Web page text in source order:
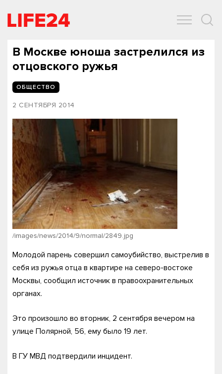
В Москве юноша застрелился из
отцовского ружья
ОБЩЕСТВО
2 СЕНТЯБРЯ 2014
/images/news/2014/9/normal/2849.jpg
Молодой парень совершил самоубийство, выстрелив в
себя из ружья отца в квартире на северо-востоке
Москвы, сообщил источник в правоохранительных
органах.
Это произошло во вторник, 2 сентября вечером на
улице Полярной, 56, ему было 19 лет.
В ГУ МВД подтвердили инцидент.